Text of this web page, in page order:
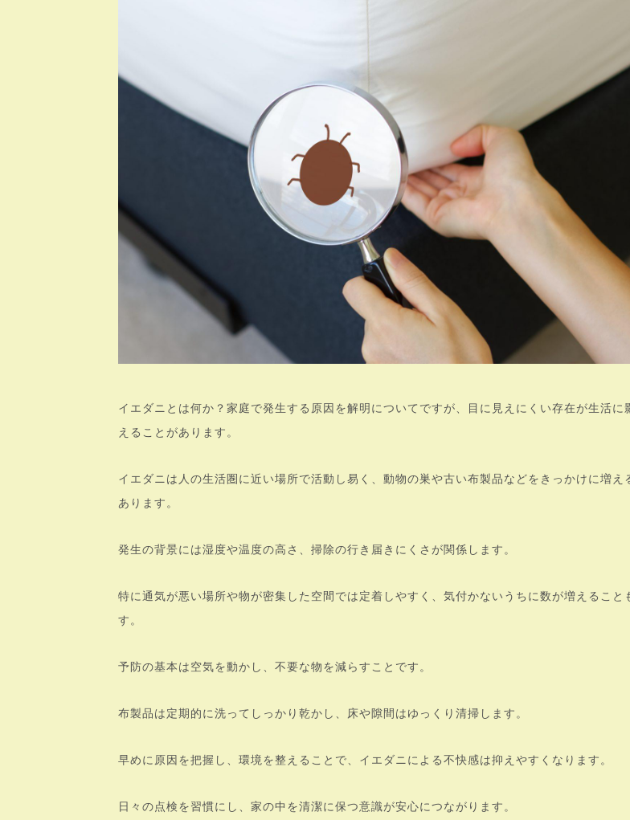
イエダニとは何か？家庭で発生する原因を解明についてですが、目に見えにくい存在が生活に
えることがあります。
イエダニは人の生活圏に近い場所で活動し易く、動物の巣や古い布製品などをきっかけに増え
あります。
発生の背景には湿度や温度の高さ、掃除の行き届きにくさが関係します。
特に通気が悪い場所や物が密集した空間では定着しやすく、気付かないうちに数が増えること
す。
予防の基本は空気を動かし、不要な物を減らすことです。
布製品は定期的に洗ってしっかり乾かし、床や隙間はゆっくり清掃します。
早めに原因を把握し、環境を整えることで、イエダニによる不快感は抑えやすくなります。
日々の点検を習慣にし、家の中を清潔に保つ意識が安心につながります。